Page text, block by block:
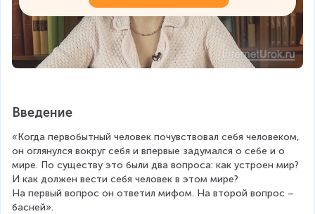
Введение
«Когда первобытный человек почувствовал себя человеком,
он оглянулся вокруг себя и впервые задумался о себе и о
мире. По существу это были два вопроса: как устроен мир?
И как должен вести себя человек в этом мире?
На первый вопрос он ответил мифом. На второй вопрос –
басней».